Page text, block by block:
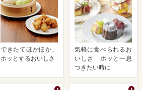
できたてほかほか、
ホッとするおいしさ
気軽に食べられるお
いしさ ホッと一息
つきたい時に